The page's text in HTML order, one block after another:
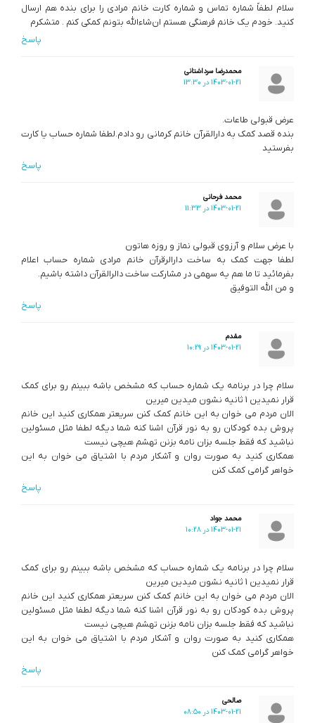
سلام لطفاً شماره تماس و شماره کارت خانم مرادی را برای بنده هم ارسال
کنید. خودم یک خانم فرهنگی هستم ان‌شاءالله بتونم کمکی کنم . متشکرم
پاسخ
محمدرضا سرداشتانی
1403-01-21 در 13:30
عرض قبولی طاعات.
بنده قصد کمک به دارالقرآن خانم کرمانی رو دادم.لطفا شماره حساب یا کارت
بفرستید
پاسخ
محمد فرحانی
1403-01-21 در 11:33
با عرض سلام و آرزوی قبولی نماز و روزه هاتون
لطفا جهت کمک به ساخت دارالرقرآن خانم مرادی شماره حساب اعلام
بفرمائید تا ما هم یه سهمی در مشارکت ساخت دالرالقرآن داشته باشیم.
و من الله التوفیق
پاسخ
مقدم
1403-01-21 در 10:29
سلام چرا در برنامه یک شماره حساب که مشخص باشه ببینم رو برای کمک
قرار نمیدین 1 ثانیه نشون میدین میرین
الان مردم می خوان به این خانم کمک کنن سریعتر همکاری کنید این خانم
پروش بده کودکان رو به نور قرآن اشنا کنه شما دیگه لطفا مثل مسئولین
نباشید که فقط جلسه بزان نامه بزنن تهشم هیچی نیست
همکاری کنید به صورت روان و آشکار مردم با اشتیاق می خوان به این
خواهر گرامی کمک کنن
پاسخ
محمد جواد
1403-01-21 در 10:28
سلام چرا در برنامه یک شماره حساب که مشخص باشه ببینم رو برای کمک
قرار نمیدین 1 ثانیه نشون میدین میرین
الان مردم می خوان به این خانم کمک کنن سریعتر همکاری کنید این خانم
پروش بده کودکان رو به نور قرآن اشنا کنه شما دیگه لطفا مثل مسئولین
نباشید که فقط جلسه بزان نامه بزنن تهشم هیچی نیست
همکاری کنید به صورت روان و آشکار مردم با اشتیاق می خوان به این
خواهر گرامی کمک کنن
پاسخ
صالحی
1403-01-21 در 08:50